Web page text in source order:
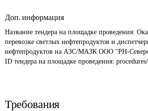
Доп. информация
Название тендера на площадке проведения:
перевозке светлых нефтепродуктов и
нефтепродуктов на АЗС/МАЗК ООО "РН-
ID тендера на площадке проведения:
Требования